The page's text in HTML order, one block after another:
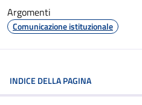
Argomenti
Comunicazione istituzionale
INDICE DELLA PAGINA